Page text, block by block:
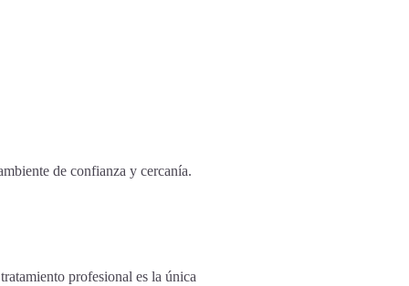
de confianza y cercanía.
profesional es la única